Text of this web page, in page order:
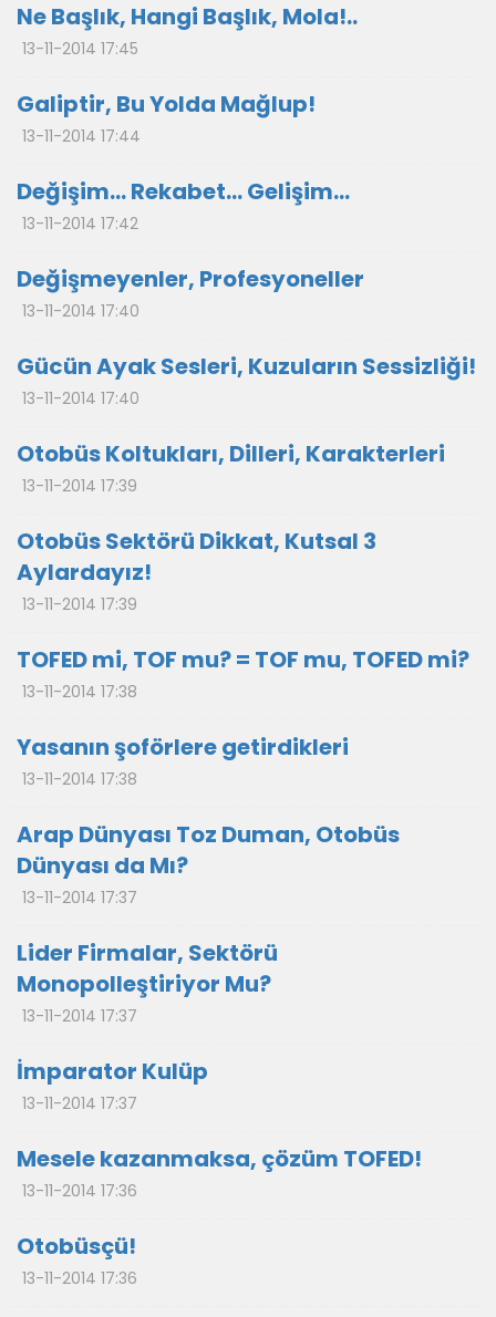
Ne Başlık, Hangi Başlık, Mola!..
13-11-2014 17:45
Galiptir, Bu Yolda Mağlup!
13-11-2014 17:44
Değişim… Rekabet… Gelişim…
13-11-2014 17:42
Değişmeyenler, Profesyoneller
13-11-2014 17:40
Gücün Ayak Sesleri, Kuzuların Sessizliği!
13-11-2014 17:40
Otobüs Koltukları, Dilleri, Karakterleri
13-11-2014 17:39
Otobüs Sektörü Dikkat, Kutsal 3
Aylardayız!
13-11-2014 17:39
TOFED mi, TOF mu? = TOF mu, TOFED mi?
13-11-2014 17:38
Yasanın şoförlere getirdikleri
13-11-2014 17:38
Arap Dünyası Toz Duman, Otobüs
Dünyası da Mı?
13-11-2014 17:37
Lider Firmalar, Sektörü
Monopolleştiriyor Mu?
13-11-2014 17:37
İmparator Kulüp
13-11-2014 17:37
Mesele kazanmaksa, çözüm TOFED!
13-11-2014 17:36
Otobüsçü!
13-11-2014 17:36